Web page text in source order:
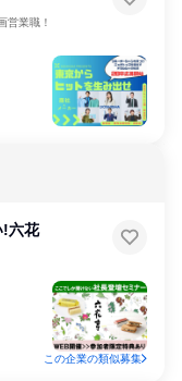
営業職！
!六花
この企業の類似募集